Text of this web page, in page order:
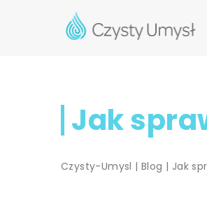
Jak
Czysty-Umysl |Blog | Jak